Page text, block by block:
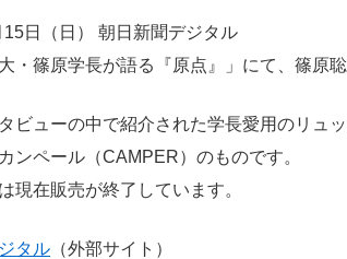
日（日） 朝日新聞デジタル
大・篠原学長が語る『原点』」にて、篠原
ビューの中で紹介された学長愛用のリュ
ンペール（CAMPER）のものです。
現在販売が終了しています。
タル （外部サイト）